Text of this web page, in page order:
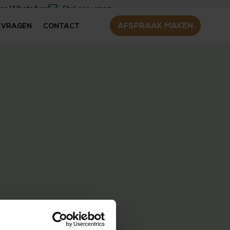
WhatsApp Stel een vraag
CONTACT AFSPRAAK MAKEN